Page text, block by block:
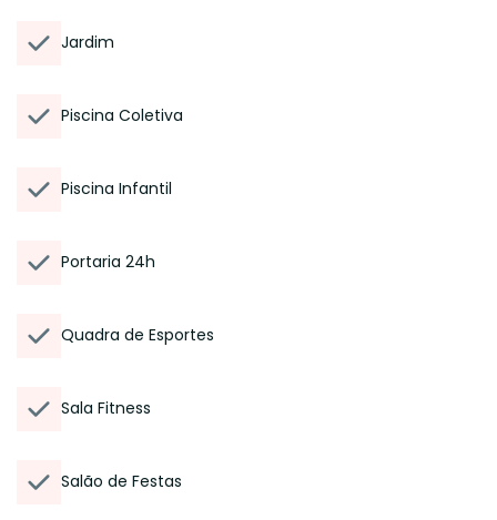
Jardim
Piscina Coletiva
Piscina Infantil
Portaria 24h
Quadra de Esportes
Sala Fitness
Salão de Festas